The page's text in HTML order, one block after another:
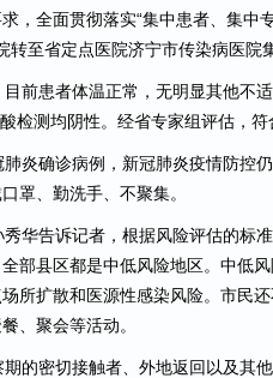
，全面贯彻落实“集中患者、集中
至省定点医院济宁市传染病医院
前患者体温正常，无明显其他不
检测均阴性。经省专家组评估，符
炎确诊病例，新冠肺炎疫情防控
罩、勤洗手、不聚集。
华告诉记者，根据风险评估的标
部县区都是中低风险地区。中低
所扩散和医源性感染风险。市民
、聚会等活动。
的密切接触者、外地返回以及其他